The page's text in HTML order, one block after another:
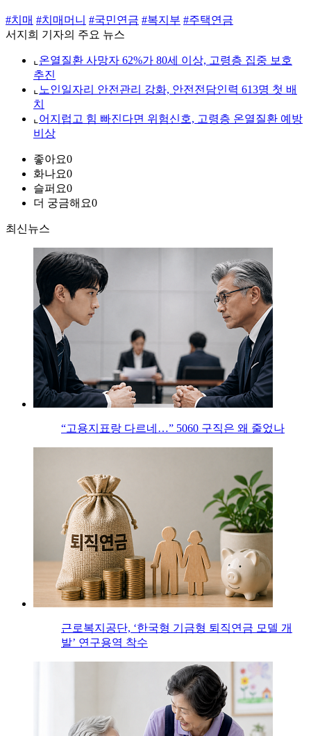
#치매 #치매머니 #국민연금 #복지부 #주택연금
서지희 기자의 주요 뉴스
⌞ 온열질환 사망자 62%가 80세 이상, 고령층 집중 보호
추진
⌞ 노인일자리 안전관리 강화, 안전전담인력 613명 첫 배
치
⌞ 어지럽고 힘 빠진다면 위험신호, 고령층 온열질환 예방
비상
좋아요0
화나요0
슬퍼요0
더 궁금해요0
최신뉴스
“고용지표랑 다르네…” 5060 구직은 왜 줄었나
근로복지공단, ‘한국형 기금형 퇴직연금 모델 개
발’ 연구용역 착수